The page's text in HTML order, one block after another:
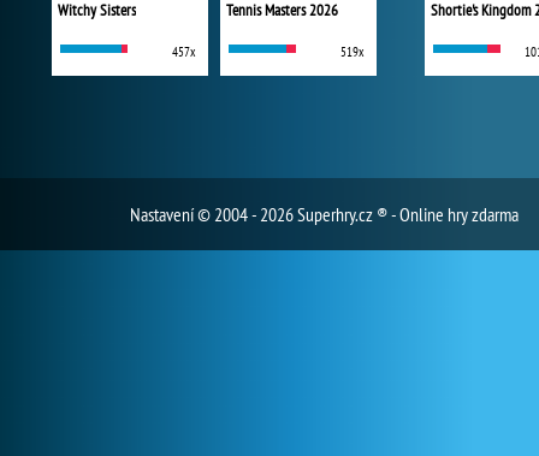
Witchy Sisters
457x
Tennis Masters 2026
519x
Shortie's Kingdom
Nastavení© 2004 - 2026 Superhry.cz ® - Online hry zdarma